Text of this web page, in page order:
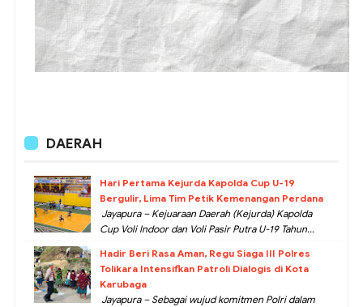
DAERAH
Hari Pertama Kejurda Kapolda Cup U-19
Bergulir, Lima Tim Petik Kemenangan Perdana
Jayapura – Kejuaraan Daerah (Kejurda) Kapolda
Cup Voli Indoor dan Voli Pasir Putra U-19 Tahun...
Hadir Beri Rasa Aman, Regu Siaga III Polres
Tolikara Intensifkan Patroli Dialogis di Kota
Karubaga
Jayapura – Sebagai wujud komitmen Polri dalam